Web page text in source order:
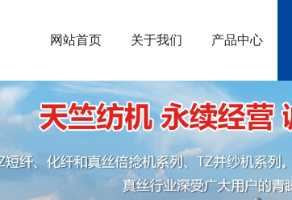
网站首页 关于我们 产品中心